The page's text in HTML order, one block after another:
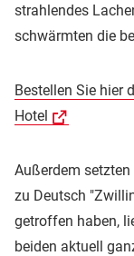
strahlendes
schwärmten die
Bestellen Sie hier
Hotel
Außerdem
zu Deutsch
getroffen haben,
beiden aktuell